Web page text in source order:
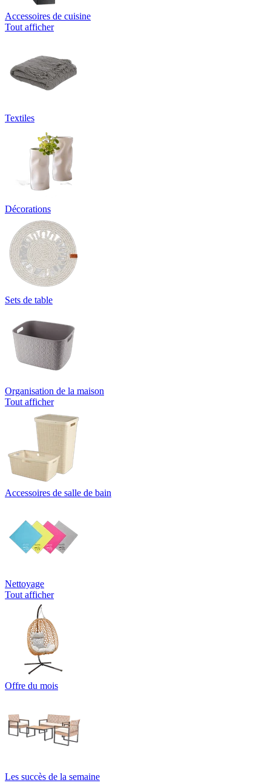
Accessoires de cuisine
Tout afficher
Textiles
Décorations
Sets de table
Organisation de la maison
Tout afficher
Accessoires de salle de bain
Nettoyage
Tout afficher
Offre du mois
Les succès de la semaine